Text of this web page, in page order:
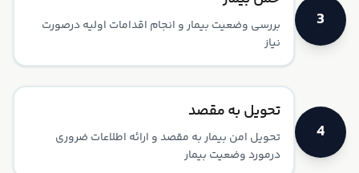
3
بررسی وضعیت بیمار و انجام اقدامات اولیه در‌صورت
نیاز
4
تحویل به مقصد
تحویل امن بیمار به مقصد و ارائه اطلاعات ضروری
در‌مورد وضعیت بیمار